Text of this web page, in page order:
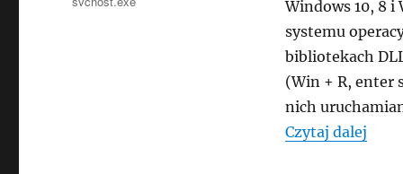
Windows 10, 8 i
systemu
bibliotekach
(Win + R, enter
nich
Czytaj dalej